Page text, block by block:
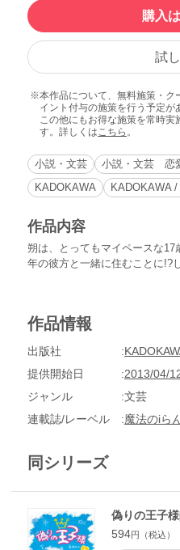
購入
試
本作品について、無料施策・
イント付与の施策を行う予定が
この他にもお得な施策を常時
す。詳しくはこちら 。
小説・文芸 小説・文芸 恋
KADOKAWA
KADOKAWA
作品内容
朔は、とってもマイペースな
年の彼方と一緒に住むことに
だんお互いの存在に癒される
作品情報
出版社
提供開始日
2013/04/
ジャンル
文芸
連載誌/レーベル
魔法のiら
同シリーズ
偽りの王子
594円（税込）